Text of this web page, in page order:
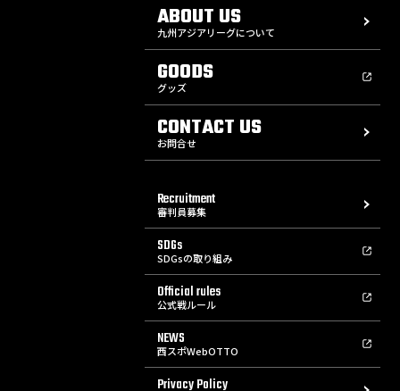
ABOUT US
九州アジアリーグについて
GOODS
グッズ
CONTACT US
お問合せ
Recruitment
審判員募集
SDGs
SDGsの取り組み
Official rules
公式戦ルール
NEWS
西スポWebOTTO
Privacy Policy